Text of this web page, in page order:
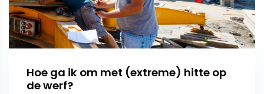
Hoe ga ik om met (extreme) hitte op
de werf?